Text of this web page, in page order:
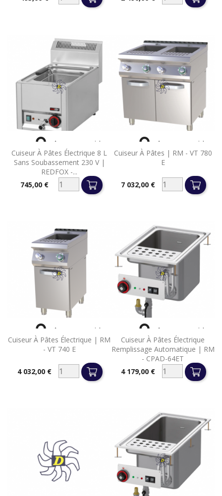
Prix
Prix
Cuiseur À Pâtes Électrique 8 L
Sans Soubassement 230 V |
REDFOX -...
Prix745,00 €
 Aperçu rapide
Cuiseur À Pâtes | RM - VT 780
E
Prix7 032,00 €
 Aperçu rapide
Cuiseur À Pâtes Électrique | RM
- VT 740 E
Prix4 032,00 €
 Aperçu rapide
Cuiseur À Pâtes Électrique
Remplissage Automatique | RM
- CPAD-64ET
Prix4 179,00 €
 Aperçu rapide